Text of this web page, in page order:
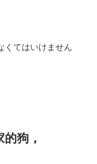
くてはいけません
狗，